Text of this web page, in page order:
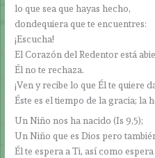
lo que sea que hayas hecho,
dondequiera que te encuentres:
¡Escucha!
El Corazón del Redentor está
Él no te rechaza.
¡Ven y recibe lo que Él te quiere
Éste es el tiempo de la gracia; la
Un Niño nos ha nacido (Is 9,5);
Un Niño que es Dios pero
Él te espera a Ti, así como